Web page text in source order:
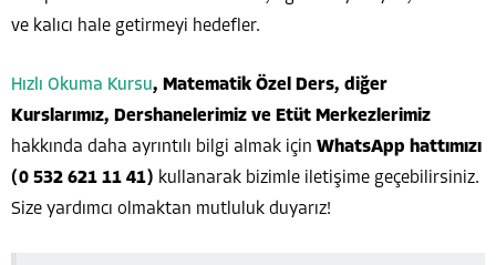
ve kalıcı hale getirmeyi hedefler.
Hızlı Okuma Kursu, Matematik Özel Ders, diğer
Kurslarımız, Dershanelerimiz ve Etüt Merkezlerimiz
hakkında daha ayrıntılı bilgi almak için WhatsApp hattımızı
(0 532 621 11 41) kullanarak bizimle iletişime geçebilirsiniz.
Size yardımcı olmaktan mutluluk duyarız!